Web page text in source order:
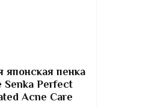
пенка
Senka Perfect
Acne Care